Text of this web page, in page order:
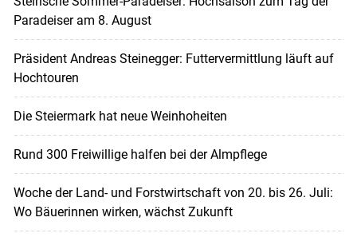
Paradeiser am 8. August
Präsident Andreas Steinegger: Futtervermittlung läuft auf
Hochtouren
Die Steiermark hat neue Weinhoheiten
Rund 300 Freiwillige halfen bei der Almpflege
Woche der Land- und Forstwirtschaft von 20. bis 26. Juli:
Wo Bäuerinnen wirken, wächst Zukunft